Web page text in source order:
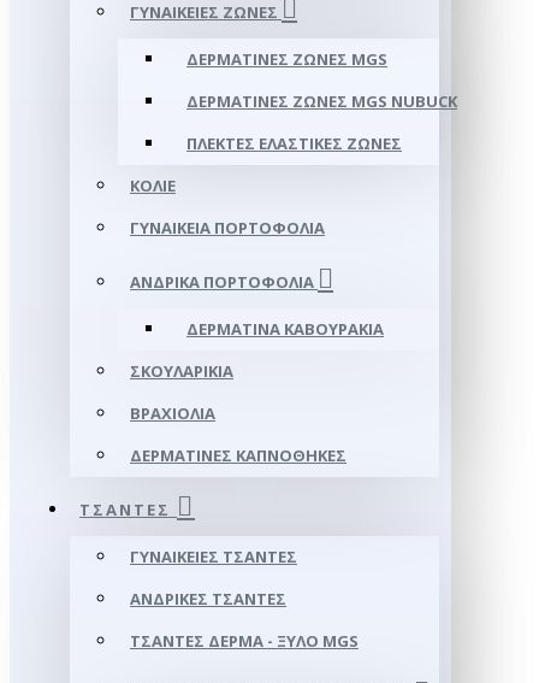
ΓΥΝΑΙΚΕΊΕΣ ΖΏΝΕΣ
ΔΕΡΜΆΤΙΝΕΣ ΖΏΝΕΣ MGS
ΔΕΡΜΆΤΙΝΕΣ ΖΏΝΕΣ MGS NUBUCK
ΠΛΕΚΤΈΣ ΕΛΑΣΤΙΚΈΣ ΖΏΝΕΣ
ΚΟΛΙΈ
ΓΥΝΑΙΚΕΊΑ ΠΟΡΤΟΦΌΛΙΑ
ΑΝΔΡΙΚΆ ΠΟΡΤΟΦΌΛΙΑ
ΔΕΡΜΆΤΙΝΑ ΚΑΒΟΥΡΆΚΙΑ
ΣΚΟΥΛΑΡΊΚΙΑ
ΒΡΑΧΙΌΛΙΑ
ΔΕΡΜΆΤΙΝΕΣ ΚΑΠΝΟΘΉΚΕΣ
ΤΣΆΝΤΕΣ
ΓΥΝΑΙΚΕΊΕΣ ΤΣΆΝΤΕΣ
ΑΝΔΡΙΚΈΣ ΤΣΆΝΤΕΣ
ΤΣΆΝΤΕΣ ΔΈΡΜΑ - ΞΎΛΟ MGS